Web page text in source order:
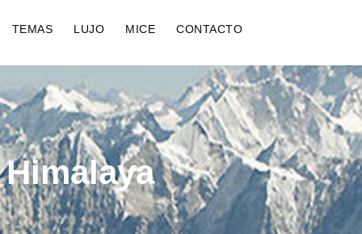
TEMAS LUJO MICE CONTACTO